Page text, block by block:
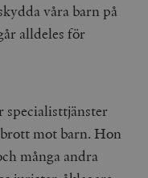
våra barn på
alldeles för
specialisttjänster
mot barn. Hon
många andra